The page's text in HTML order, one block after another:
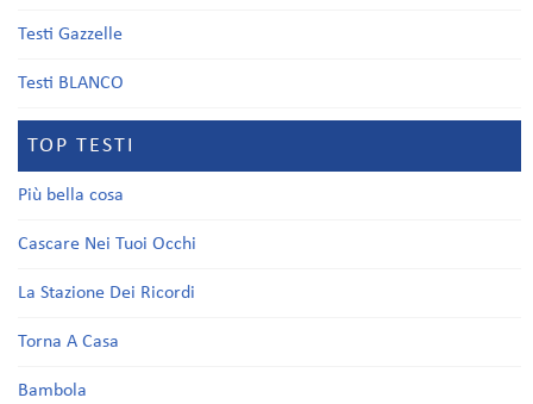
Testi Gazzelle
Testi BLANCO
TOP TESTI
Più bella cosa
Cascare Nei Tuoi Occhi
La Stazione Dei Ricordi
Torna A Casa
Bambola